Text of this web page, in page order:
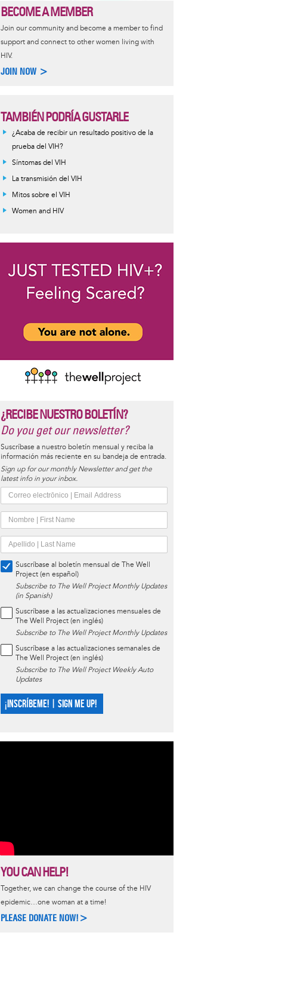
BECOME A MEMBER
Join our community and become a member to find
support and connect to other women living with
HIV.
JOIN NOW >
TAMBIÉN PODRÍA GUSTARLE
¿Acaba de recibir un resultado positivo de la
prueba del VIH?
Síntomas del VIH
La transmisión del VIH
Mitos sobre el VIH
Women and HIV
¿RECIBE NUESTRO BOLETÍN?
Do you get our newsletter?
Suscríbase a nuestro boletín mensual y reciba la
información más reciente en su bandeja de entrada.
Sign up for our monthly Newsletter and get the
latest info in your inbox.
Suscríbase al boletín mensual de The Well
Project (en español)
Subscribe to The Well Project Monthly Updates
(in Spanish)
Suscríbase a las actualizaciones mensuales de
The Well Project (en inglés)
Subscribe to The Well Project Monthly Updates
Suscríbase a las actualizaciones semanales de
The Well Project (en inglés)
Subscribe to The Well Project Weekly Auto
Updates
¡INSCRÍBEME! | SIGN ME UP!
YOU CAN HELP!
Together, we can change the course of the HIV
epidemic…one woman at a time!
PLEASE DONATE NOW!>